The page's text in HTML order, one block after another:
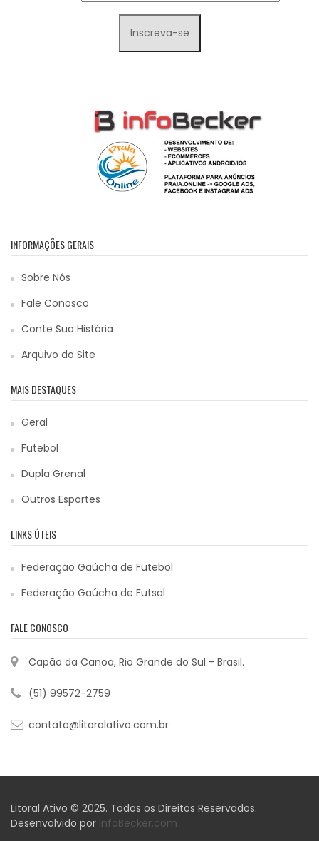
INFORMAÇÕES GERAIS
Sobre Nós
Fale Conosco
Conte Sua História
Arquivo do Site
MAIS DESTAQUES
Geral
Futebol
Dupla Grenal
Outros Esportes
LINKS ÚTEIS
Federação Gaúcha de Futebol
Federação Gaúcha de Futsal
FALE CONOSCO
Capão da Canoa, Rio Grande do Sul - Brasil.
(51) 99572-2759
contato@litoralativo.com.br
Litoral Ativo © 2025. Todos os Direitos Reservados.
Desenvolvido por InfoBecker.com